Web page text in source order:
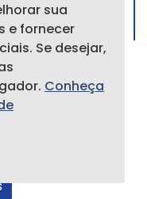
INTERESSE
(CDTI)
DE
sua
e fornecer
Se desejar,
Conheça